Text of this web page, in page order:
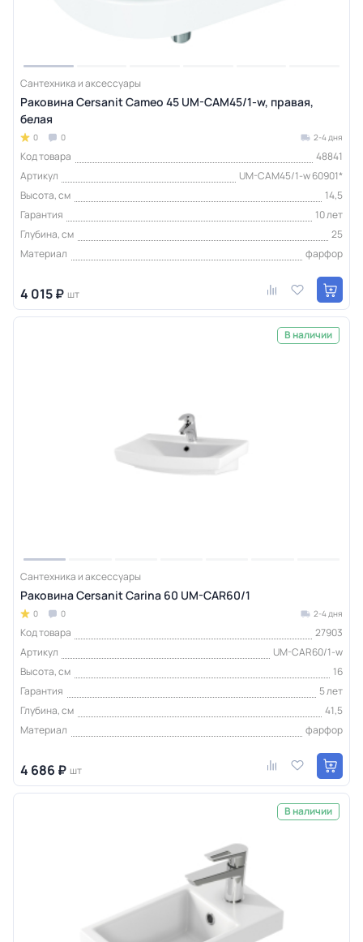
Сантехника и аксессуары
Раковина Cersanit Cameo 45 UM-CAM45/1-w, правая,
белая
0 0 2-4 дня
Код товара
48841
Артикул
UM-CAM45/1-w 60901*
Высота, см
14,5
Гарантия
10 лет
Глубина, см
25
Материал
фарфор
4 015 ₽ шт
В наличии
Сантехника и аксессуары
Раковина Cersanit Carina 60 UM-CAR60/1
0 0 2-4 дня
Код товара
27903
Артикул
UM-CAR60/1-w
Высота, см
16
Гарантия
5 лет
Глубина, см
41,5
Материал
фарфор
4 686 ₽ шт
В наличии